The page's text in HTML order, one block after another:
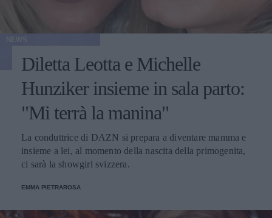
Diletta Leotta e Michelle
Hunziker insieme in sala parto:
"Mi terrà la manina"
La conduttrice di DAZN si prepara a diventare mamma e
insieme a lei, al momento della nascita della primogenita,
ci sarà la showgirl svizzera.
EMMA PIETRAROSA